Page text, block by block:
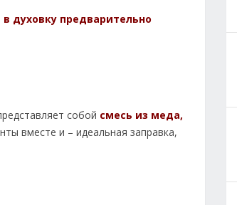
духовку предварительно
собой смесь из меда,
вместе и – идеальная заправка,